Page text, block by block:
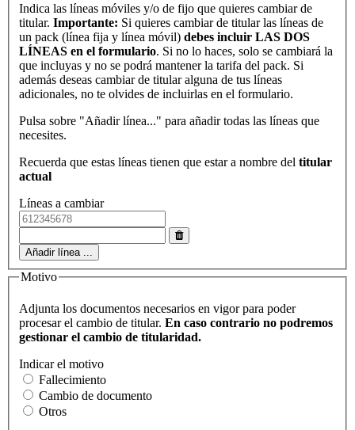
Indica las líneas móviles y/o de fijo que quieres cambiar de
titular. Importante: Si quieres cambiar de titular las líneas de
un pack (línea fija y línea móvil) debes incluir LAS DOS
LÍNEAS en el formulario. Si no lo haces, solo se cambiará la
que incluyas y no se podrá mantener la tarifa del pack. Si
además deseas cambiar de titular alguna de tus líneas
adicionales, no te olvides de incluirlas en el formulario.
Pulsa sobre "Añadir línea..." para añadir todas las líneas que
necesites.
Recuerda que estas líneas tienen que estar a nombre del titular
actual
Líneas a cambiar
Añadir línea ...
Motivo
Adjunta los documentos necesarios en vigor para poder
procesar el cambio de titular. En caso contrario no podremos
gestionar el cambio de titularidad.
Indicar el motivo
Fallecimiento
Cambio de documento
Otros